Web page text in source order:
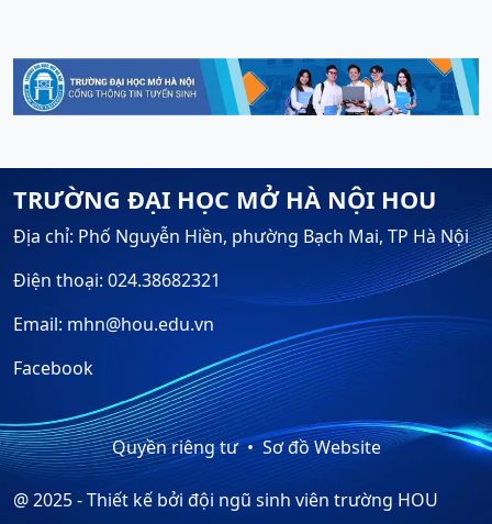
TRƯỜNG ĐẠI HỌC MỞ HÀ NỘI HOU
Địa chỉ: Phố Nguyễn Hiền, phường Bạch Mai, TP Hà Nội
Điện thoại: 024.38682321
Email: mhn@hou.edu.vn
Facebook
Quyền riêng tư Sơ đồ Website
@ 2025 - Thiết kế bởi đội ngũ sinh viên trường HOU